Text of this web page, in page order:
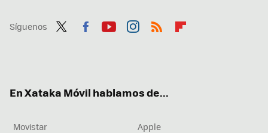
Síguenos
En Xataka Móvil hablamos de...
Movistar
Apple